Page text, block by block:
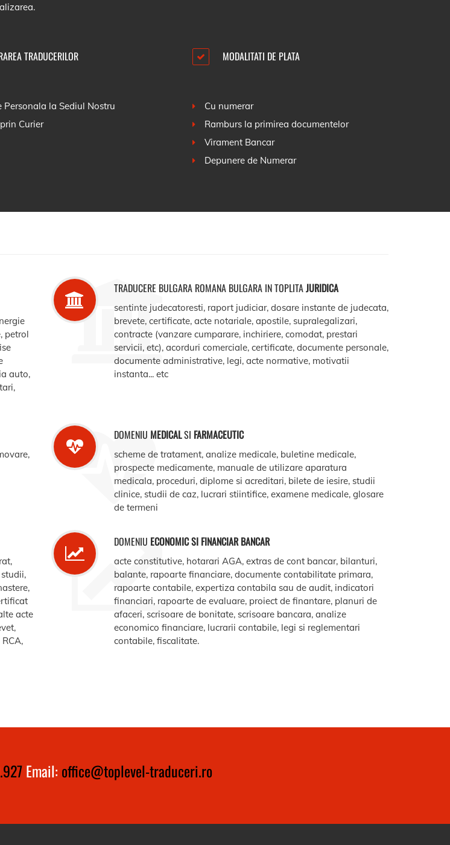
TRADUCERILOR
Personala la Sediul Nostru
Curier
MODALITATI DE PLATA
Cu numerar
Ramburs la primirea documentelor
Virament Bancar
Depunere de Numerar
petrol
auto,
TRADUCERE BULGARA ROMANA BULGARA IN TOPLITAJURIDICA
sentinte judecatoresti, raport judiciar, dosare instante de judecata,
brevete, certificate, acte notariale, apostile, supralegalizari,
contracte (vanzare cumparare, inchiriere, comodat, prestari
servicii, etc), acorduri comerciale, certificate, documente personale,
documente administrative, legi, acte normative, motivatii
instanta... etc
DOMENIU MEDICALSI FARMACEUTIC
scheme de tratament, analize medicale, buletine medicale,
prospecte medicamente, manuale de utilizare aparatura
medicala, proceduri, diplome si acreditari, bilete de iesire, studii
clinice, studii de caz, lucrari stiintifice, examene medicale, glosare
de termeni
acte
DOMENIU ECONOMIC SI FINANCIAR BANCAR
acte constitutive, hotarari AGA, extras de cont bancar, bilanturi,
balante, rapoarte financiare, documente contabilitate primara,
rapoarte contabile, expertiza contabila sau de audit, indicatori
financiari, rapoarte de evaluare, proiect de finantare, planuri de
afaceri, scrisoare de bonitate, scrisoare bancara, analize
economico financiare, lucrarii contabile, legi si reglementari
contabile, fiscalitate.
Email: office@toplevel-traduceri.ro